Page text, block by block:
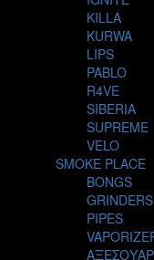
YETI
KILLA
KURWA
LIPS
PABLO
R4VE
SIBERIA
SUPREME
VELO
SMOKE PLACE
BONGS
GRINDERS
PIPES
ΑΞΕΣΟΥΑΡ